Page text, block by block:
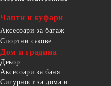
Чанти и куфари
Аксесоари за багаж
Спортни сакове
Дом и градина
Декор
Аксесоари за баня
Сигурност за дома и